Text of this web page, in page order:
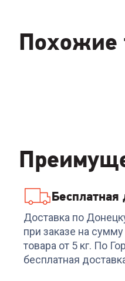
Похожие
Код:00-00013878
Наушники A4TECH
G535P
4PIN+USB/
2 499₽
Доставка по
при заказе на
товара от 5 кг. По
бесплатная